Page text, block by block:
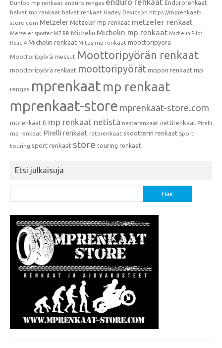
Dunlop mp renkaat enduro rengas Endurorenkaat
halvat mp renkaat halvat renkaat Harley Davidson https://mprenkaat-
store.com Metzeler Metzeler mp renkaat metzeler renkaat
Metzeler sportec M7 RR Michelin Michelin mp renkaat Michelin Pilot
Road 4 Michelin renkaat Mitas mp renkaat moottoripyörä
Moottoripyörä messut Moottoripyörän renkaat
moottoripyörä renkaat moottoripyörät mopon renkaat mp
rengas mprenkaat mp renkaat
mprenkaat-store mprenkaat-store.com
mprenkaat.fi mp renkaat netistä nastarenkaat nettirenkaat Pirelli
mp renkaat Pirelli renkaat ratarenkaat skootterin renkaat Sport-
touring sport renkaat store touring renkaat
Etsi julkaisuja